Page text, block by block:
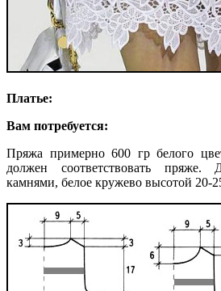
Платье:
Вам потребуется:
Пряжа примерно 600 гр белого
должен соответствовать пряже.
камнями, белое кружево высотой 20-